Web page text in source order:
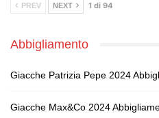
PREV NEXT 1 di 94
Abbigliamento
Giacche Patrizia Pepe 2024
Giacche Max&Co 2024